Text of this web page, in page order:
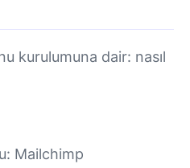
kurulumuna dair: nasıl
Mailchimp